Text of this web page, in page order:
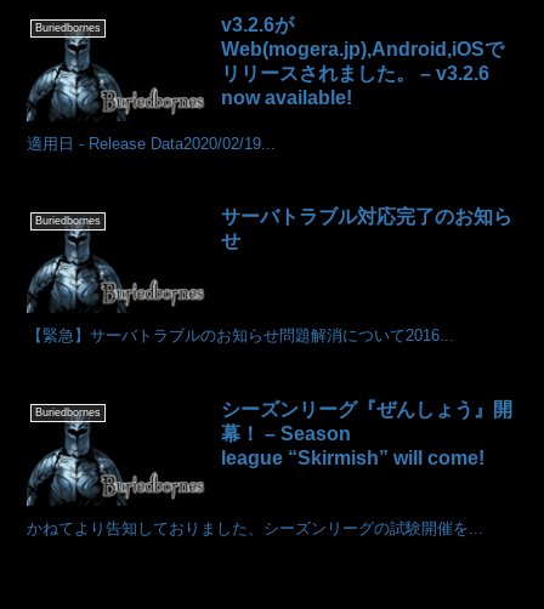
Buriedbornes
v3.2.6が
Web(mogera.jp),Android,iOSで
リリースされました。 – v3.2.6
now available!
適用日 - Release Data2020/02/19...
Buriedbornes
サーバトラブル対応完了のお知ら
せ
【緊急】サーバトラブルのお知らせ問題解消について2016...
Buriedbornes
シーズンリーグ『ぜんしょう』開
幕！ – Season
league “Skirmish” will come!
かねてより告知しておりました、シーズンリーグの試験開催を...